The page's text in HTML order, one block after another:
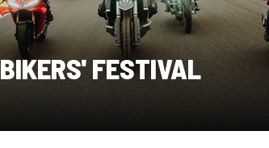
BIKERS' FESTIVAL